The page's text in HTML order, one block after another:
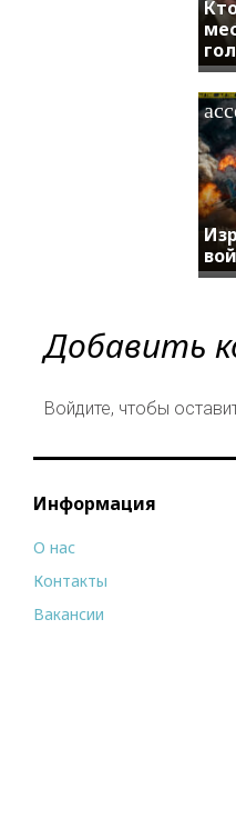
Добавить
Войдите, чтобы
Информация
О нас
Контакты
Вакансии